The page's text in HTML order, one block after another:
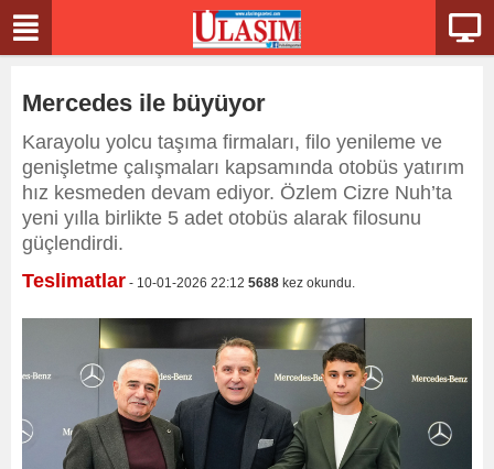
Mercedes ile büyüyor
Karayolu yolcu taşıma firmaları, filo yenileme ve
genişletme çalışmaları kapsamında otobüs yatırım
hız kesmeden devam ediyor. Özlem Cizre Nuh’ta
yeni yılla birlikte 5 adet otobüs alarak filosunu
güçlendirdi.
Teslimatlar - 10-01-2026 22:12 5688 kez okundu.